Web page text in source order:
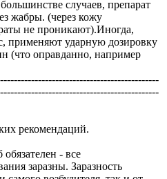
случаев, препарат
жабры. (через кожу
не проникают).Иногда,
применяют ударную дозировку
(что оправданно, например
рекомендаций.
- все
заразны. Заразность